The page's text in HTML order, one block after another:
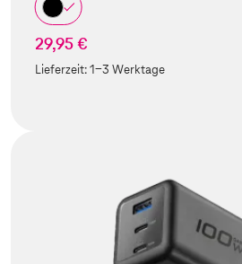
29,95 €
Lieferzeit:1-3 Werktage